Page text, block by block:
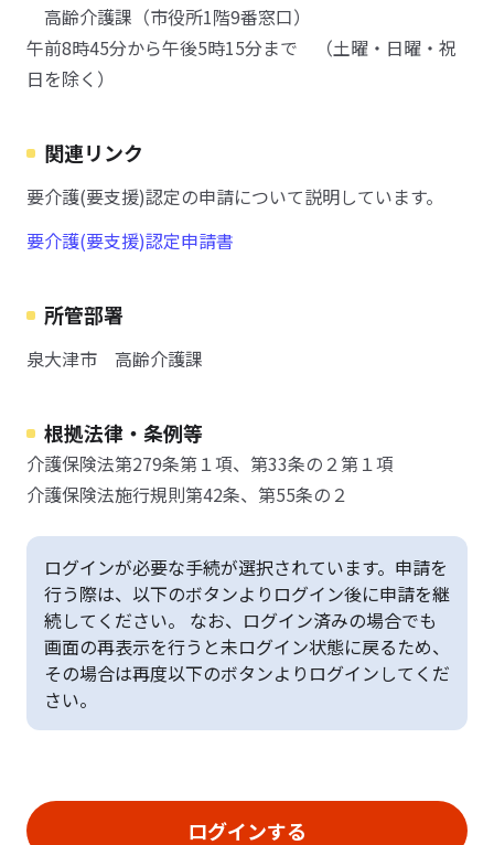
高齢介護課（市役所1階9番窓口）
午前8時45分から午後5時15分まで （土曜・日曜・祝
日を除く）
関連リンク
要介護(要支援)認定の申請について説明しています。
要介護(要支援)認定申請書
所管部署
泉大津市 高齢介護課
根拠法律・条例等
介護保険法第279条第１項、第33条の２第１項
介護保険法施行規則第42条、第55条の２
ログインが必要な手続が選択されています。申請を
行う際は、以下のボタンよりログイン後に申請を継
続してください。 なお、ログイン済みの場合でも
画面の再表示を行うと未ログイン状態に戻るため、
その場合は再度以下のボタンよりログインしてくだ
さい。